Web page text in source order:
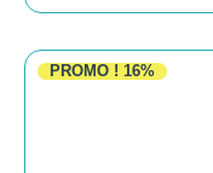
PROMO ! 16%